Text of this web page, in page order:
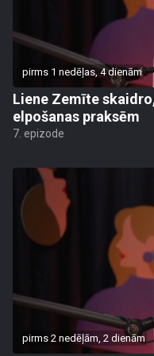
pirms 1 nedēļas, 4 dienām
Liene Zemīte
elpošanas praksēm
7. epizode
pirms 2 nedēļām, 2 dienām